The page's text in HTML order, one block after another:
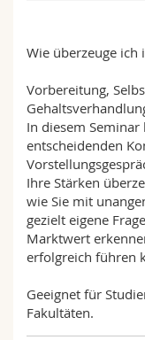
Interfacultaire
Doctorants
Programme
MyUnifr
Wie überzeuge ich
Vorbereitung,
In diesem
entscheidenden
Ihre Stärken
wie Sie mit
gezielt eigene
Marktwert
erfolgreich führen
Geeignet für
Fakultäten.